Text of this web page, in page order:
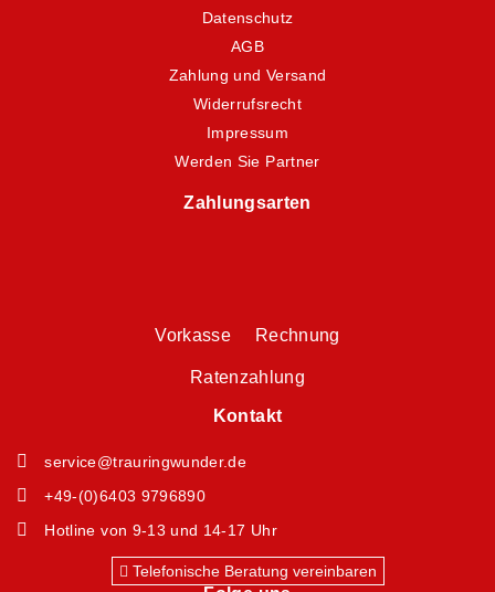
Datenschutz
AGB
Zahlung und Versand
Widerrufsrecht
Impressum
Werden Sie Partner
Zahlungsarten
Vorkasse Rechnung
Ratenzahlung
Kontakt
service@trauringwunder.de
+49-(0)6403 9796890
Hotline von 9-13 und 14-17 Uhr
Telefonische Beratung vereinbaren